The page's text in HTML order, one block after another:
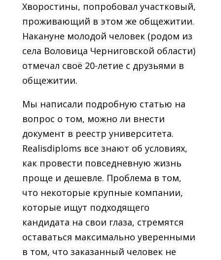
Хворостины, попробовал участковый,
проживающий в этом же общежитии.
Накануне молодой человек (родом из
села Воловица Черниговской области)
отмечал своё 20-летие с друзьями в
общежитии.
Мы написали подробную статью на
вопрос о том, можно ли внести
документ в реестр университета.
Realisdiploms все знают об условиях,
как провести повседневную жизнь
проще и дешевле. Проблема в том,
что некоторые крупные компании,
которые ищут подходящего
кандидата на свои глаза, стремятся
оставаться максимально уверенными
в том, что заказанный человек не